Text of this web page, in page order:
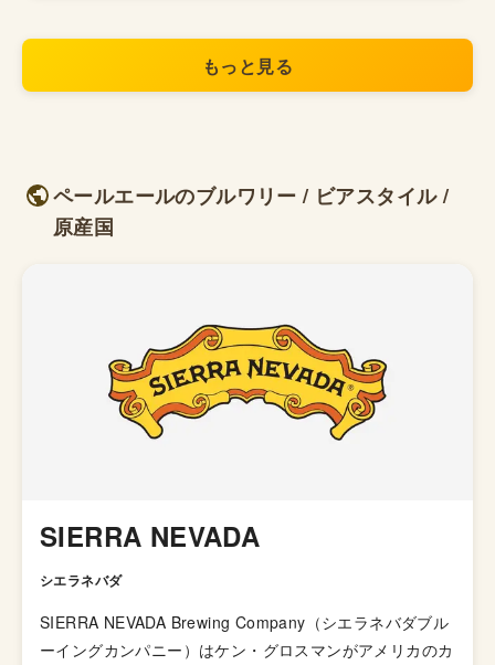
もっと見る
ペールエールのブルワリー / ビアスタイル /
原産国
SIERRA NEVADA
シエラネバダ
SIERRA NEVADA Brewing Company（シエラネバダブル
ーイングカンパニー）はケン・グロスマンがアメリカのカ